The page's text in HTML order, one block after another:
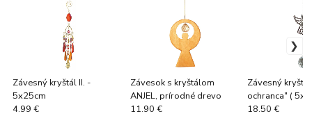
Závesný kryštál II. -
5x25cm
4.99 €
Závesok s kryštálom
ANJEL, prírodné drevo
11.90 €
Závesný
ochranca" (
18.50 €